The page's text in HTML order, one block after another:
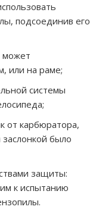
подсоединив его
может
или на раме;
системы
от карбюратора,
было
защиты:
к испытанию